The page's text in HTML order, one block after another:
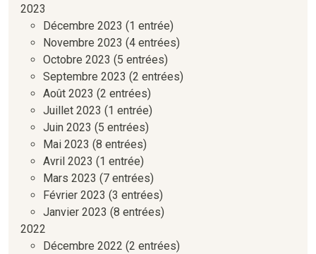
2023
Décembre 2023 (1 entrée)
Novembre 2023 (4 entrées)
Octobre 2023 (5 entrées)
Septembre 2023 (2 entrées)
Août 2023 (2 entrées)
Juillet 2023 (1 entrée)
Juin 2023 (5 entrées)
Mai 2023 (8 entrées)
Avril 2023 (1 entrée)
Mars 2023 (7 entrées)
Février 2023 (3 entrées)
Janvier 2023 (8 entrées)
2022
Décembre 2022 (2 entrées)